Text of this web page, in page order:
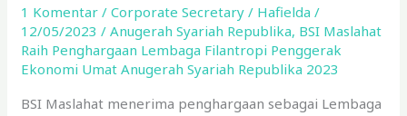
1 Komentar /Corporate Secretary / Hafielda/
12/05/2023/Anugerah Syariah Republika, BSI Maslahat
Raih Penghargaan Lembaga Filantropi Penggerak
Ekonomi Umat Anugerah Syariah Republika 2023
BSI Maslahat menerima penghargaan sebagai Lembaga